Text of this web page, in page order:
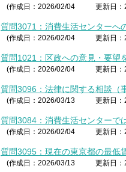
(作成日：2026/02/04 更新日
質問3071：消費生活センターへ
(作成日：2026/02/04 更新日
質問1021：区政への意見・要望
(作成日：2026/02/04 更新日
質問3096：法律に関する相談（
(作成日：2026/03/13 更新日
質問3084：消費生活センターで
(作成日：2026/02/04 更新日
質問3095：現在の東京都の最低
(作成日：2026/03/13 更新日